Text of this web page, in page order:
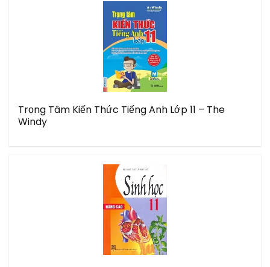
Trọng Tâm Kiến Thức Tiếng Anh Lớp 11 – The
Windy